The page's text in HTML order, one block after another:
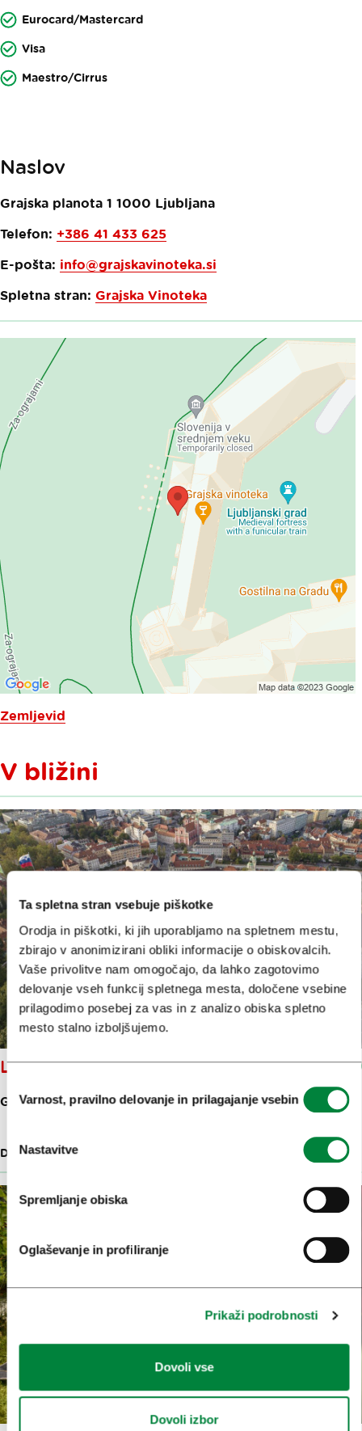
Ta spletna stran vsebuje piškotke
Orodja in piškotki, ki jih uporabljamo na spletnem mestu,
zbirajo v anonimizirani obliki informacije o obiskovalcih.
Vaše privolitve nam omogočajo, da lahko zagotovimo
delovanje vseh funkcij spletnega mesta, določene vsebine
prilagodimo posebej za vas in z analizo obiska spletno
mesto stalno izboljšujemo.
soglasja
Varnost, pravilno delovanje in prilagajanje vsebin
Nastavitve
Spremljanje obiska
Oglaševanje in profiliranje
Prikaži podrobnosti
Dovoli vse
Dovoli izbor
Eurocard/Mastercard
Visa
Maestro/Cirrus
Naslov
Grajska planota 1 1000 Ljubljana
Telefon: +386 41 433 625
E-pošta: info@grajskavinoteka.si
Spletna stran: Grajska Vinoteka
Zemljevid
V bližini
LJUBLJANSKI GRAD
GRAJSKA PLANOTA 1
DOŽIVETJA ZA DRUŽINE 29 M